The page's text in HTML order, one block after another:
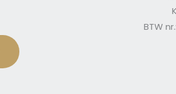
BTW